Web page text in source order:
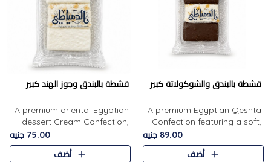
قشطة بالبندق والشوكولاتة كبير
A premium Egyptian Qeshta
Confection featuring a soft,
creamy texture paired with a
rich layer of premium
chocolate and the distinctive
89.00 جنيه
أضف
قشطة بالبندق وجوز الهند كبير
A premium oriental Egyptian
dessert Cream Confection,
featuring a soft, creamy
texture and the distinctive
flavor of roasted hazelnuts.
75.00 جنيه
أضف